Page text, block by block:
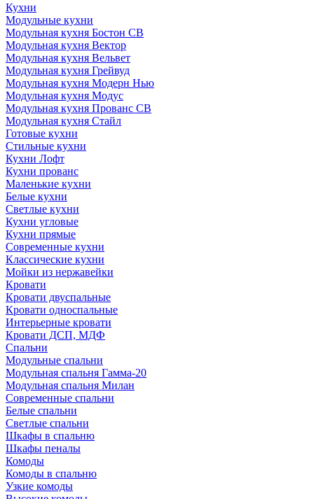
Кухни
Модульные кухни
Модульная кухня Бостон СВ
Модульная кухня Вектор
Модульная кухня Вельвет
Модульная кухня Грейвуд
Модульная кухня Модерн Нью
Модульная кухня Модус
Модульная кухня Прованс СВ
Модульная кухня Стайл
Готовые кухни
Стильные кухни
Кухни Лофт
Кухни прованс
Маленькие кухни
Белые кухни
Светлые кухни
Кухни угловые
Кухни прямые
Современные кухни
Классические кухни
Мойки из нержавейки
Кровати
Кровати двуспальные
Кровати односпальные
Интерьерные кровати
Кровати ДСП, МДФ
Cпальни
Модульные спальни
Модульная спальня Гамма-20
Модульная спальня Милан
Современные спальни
Белые спальни
Светлые спальни
Шкафы в спальню
Шкафы пеналы
Комоды
Комоды в спальню
Узкие комоды